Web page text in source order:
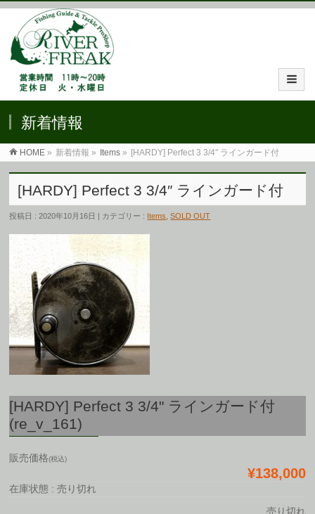
新着情報
HOME » 新着情報 » Items » [HARDY] Perfect 3 3/4″ ラインガード付
[HARDY] Perfect 3 3/4″ ラインガード付
投稿日 : 2020年10月16日 | カテゴリー : Items ,SOLD OUT
[HARDY] Perfect 3 3/4" ラインガード付
(re_v_161)
販売価格(税込)
¥138,000
在庫状態 : 売り切れ
売り切れ